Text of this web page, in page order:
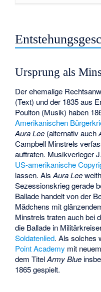
Ursprung als
Der ehemalige
(Text) und der 1835 aus
Poulton (Musik) haben
Amerikanischen
Aura Lee (alternativ auch
Campbell Minstrels
auftraten. Musikverleger
US-amerikanische
lassen. AlsAura Lee
Sezessionskrieg gerade
Ballade handelt von der
Mädchens mit
Minstrels traten auch bei
die Ballade in
Soldatenlied. Als solches
Point Academy mit
dem TitelArmy Blue
1865 gespielt.